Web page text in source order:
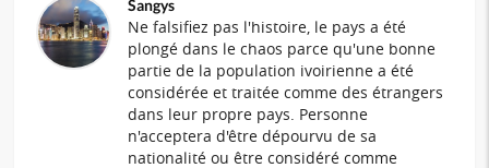
Sangys
Ne falsifiez pas l'histoire, le pays a été
plongé dans le chaos parce qu'une bonne
partie de la population ivoirienne a été
considérée et traitée comme des étrangers
dans leur propre pays. Personne
n'acceptera d'être dépourvu de sa
nationalité ou être considéré comme